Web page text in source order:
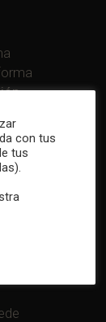
te
con tus
tus